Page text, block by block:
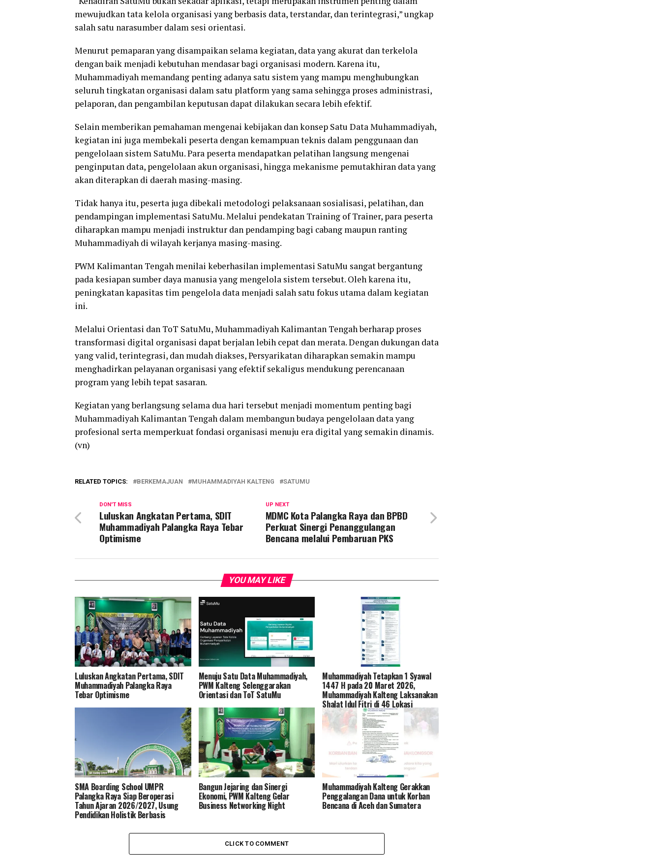
mewujudkan tata kelola organisasi yang berbasis data, terstandar, dan terintegrasi,” ungkap
salah satu narasumber dalam sesi orientasi.
Menurut pemaparan yang disampaikan selama kegiatan, data yang akurat dan terkelola
dengan baik menjadi kebutuhan mendasar bagi organisasi modern. Karena itu,
Muhammadiyah memandang penting adanya satu sistem yang mampu menghubungkan
seluruh tingkatan organisasi dalam satu platform yang sama sehingga proses administrasi,
pelaporan, dan pengambilan keputusan dapat dilakukan secara lebih efektif.
Selain memberikan pemahaman mengenai kebijakan dan konsep Satu Data Muhammadiyah,
kegiatan ini juga membekali peserta dengan kemampuan teknis dalam penggunaan dan
pengelolaan sistem SatuMu. Para peserta mendapatkan pelatihan langsung mengenai
penginputan data, pengelolaan akun organisasi, hingga mekanisme pemutakhiran data yang
akan diterapkan di daerah masing-masing.
Tidak hanya itu, peserta juga dibekali metodologi pelaksanaan sosialisasi, pelatihan, dan
pendampingan implementasi SatuMu. Melalui pendekatan Training of Trainer, para peserta
diharapkan mampu menjadi instruktur dan pendamping bagi cabang maupun ranting
Muhammadiyah di wilayah kerjanya masing-masing.
PWM Kalimantan Tengah menilai keberhasilan implementasi SatuMu sangat bergantung
pada kesiapan sumber daya manusia yang mengelola sistem tersebut. Oleh karena itu,
peningkatan kapasitas tim pengelola data menjadi salah satu fokus utama dalam kegiatan
ini.
Melalui Orientasi dan ToT SatuMu, Muhammadiyah Kalimantan Tengah berharap proses
transformasi digital organisasi dapat berjalan lebih cepat dan merata. Dengan dukungan data
yang valid, terintegrasi, dan mudah diakses, Persyarikatan diharapkan semakin mampu
menghadirkan pelayanan organisasi yang efektif sekaligus mendukung perencanaan
program yang lebih tepat sasaran.
Kegiatan yang berlangsung selama dua hari tersebut menjadi momentum penting bagi
Muhammadiyah Kalimantan Tengah dalam membangun budaya pengelolaan data yang
profesional serta memperkuat fondasi organisasi menuju era digital yang semakin dinamis.
(vn)
RELATED TOPICS: BERKEMAJUAN MUHAMMADIYAH KALTENG SATUMU
UP NEXT
MDMC Kota Palangka Raya dan BPBD
Perkuat Sinergi Penanggulangan
Bencana melalui Pembaruan PKS
DON'T MISS
Luluskan Angkatan Pertama, SDIT
Muhammadiyah Palangka Raya Tebar
Optimisme
YOU MAY LIKE
Luluskan Angkatan Pertama, SDIT
Muhammadiyah Palangka Raya
Tebar Optimisme
Menuju Satu Data Muhammadiyah,
PWM Kalteng Selenggarakan
Orientasi dan ToT SatuMu
Muhammadiyah Tetapkan 1 Syawal
1447 H pada 20 Maret 2026,
Muhammadiyah Kalteng Laksanakan
Shalat Idul Fitri di 46 Lokasi
SMA Boarding School UMPR
Palangka Raya Siap Beroperasi
Tahun Ajaran 2026/2027, Usung
Pendidikan Holistik Berbasis
Bangun Jejaring dan Sinergi
Ekonomi, PWM Kalteng Gelar
Business Networking Night
Muhammadiyah Kalteng Gerakkan
Penggalangan Dana untuk Korban
Bencana di Aceh dan Sumatera
CLICK TO COMMENT